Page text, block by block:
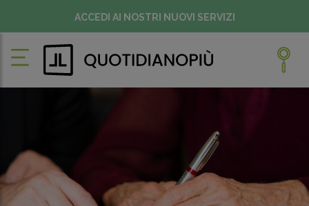
ACCEDI AI NOSTRI NUOVI SERVIZI